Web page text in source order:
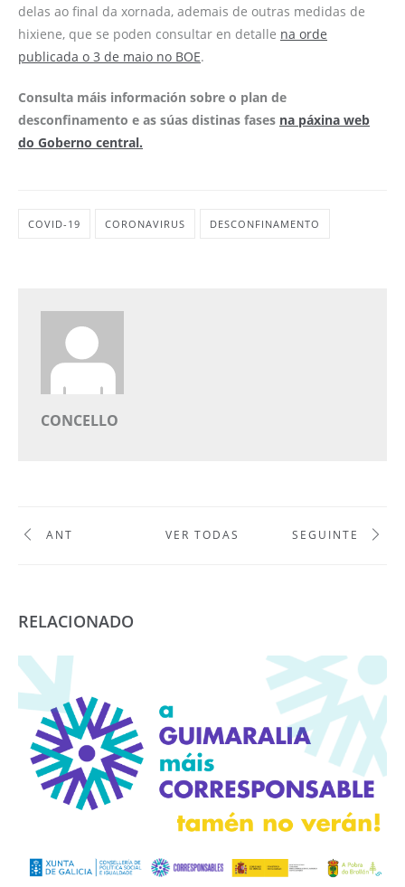
delas ao final da xornada, ademais de outras medidas de
hixiene, que se poden consultar en detalle na orde
publicada o 3 de maio no BOE.
Consulta máis información sobre o plan de
desconfinamento e as súas distinas fases na páxina web
do Goberno central.
COVID-19 CORONAVIRUS DESCONFINAMENTO
CONCELLO
ANT VER TODAS SEGUINTE
RELACIONADO